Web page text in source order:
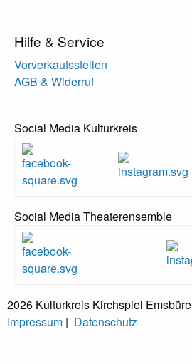
Hilfe & Service
Vorverkaufsstellen
AGB & Widerruf
Social Media Kulturkreis
Social Media Theaterensemble
2026 Kulturkreis Kirchspiel
Impressum | Datenschutz